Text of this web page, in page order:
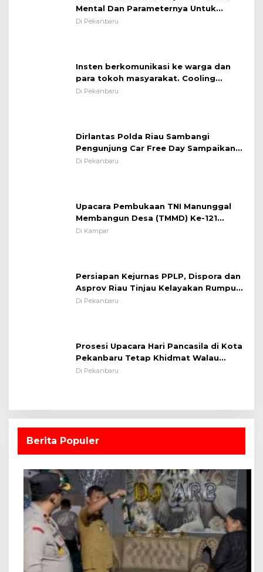
Mental Dan Parameternya Untuk
Melaksanakan ✈
Di Pekanbaru
Insten berkomunikasi ke warga dan
para tokoh masyarakat. Cooling
System OMP LK ²024 Polsek Rumbai,
Di Pekanbaru
Dirlantas Polda Riau Sambangi
Pengunjung Car Free Day Sampaikan
Pesan Edukasi Kamtibmas &
Di Pekanbaru
Upacara Pembukaan TNI Manunggal
Membangun Desa (TMMD) Ke-121
Kodim 0313/KPR Tahun 2024) ?
Di Kampar
Persiapan Kejurnas PPLP, Dispora dan
Asprov Riau Tinjau Kelayakan Rumput
Lapangan Sepakbola
Di Pekanbaru
Prosesi Upacara Hari Pancasila di Kota
Pekanbaru Tetap Khidmat Walau
Dalam Ruangan
Di Pekanbaru
Berita Populer